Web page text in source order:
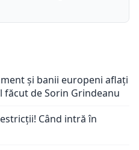
și banii europeni aflați
de Sorin Grindeanu
Când intră în